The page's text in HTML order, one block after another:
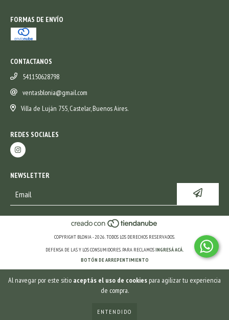
Al navegar por este sitio aceptás el uso de cookies para agilizar tu experiencia
de compra.
ENTENDIDO
FORMAS DE ENVÍO
CONTACTANOS
541150628798
ventasblonia@gmail.com
Villa de Luján 755, Castelar, Buenos Aires.
REDES SOCIALES
NEWSLETTER
COPYRIGHT BLONIA - 2026. TODOS LOS DERECHOS RESERVADOS.
DEFENSA DE LAS Y LOS CONSUMIDORES. PARA RECLAMOSINGRESÁ ACÁ.
BOTÓN DE ARREPENTIMIENTO